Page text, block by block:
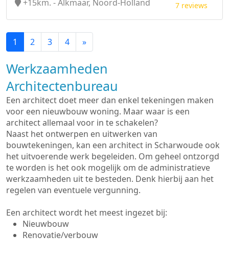
+15km. - Alkmaar, Noord-Holland
7 reviews
1 2 3 4 »
Werkzaamheden
Architectenbureau
Een architect doet meer dan enkel tekeningen maken
voor een nieuwbouw woning. Maar waar is een
architect allemaal voor in te schakelen?
Naast het ontwerpen en uitwerken van
bouwtekeningen, kan een architect in Scharwoude ook
het uitvoerende werk begeleiden. Om geheel ontzorgd
te worden is het ook mogelijk om de administratieve
werkzaamheden uit te besteden. Denk hierbij aan het
regelen van eventuele vergunning.
Een architect wordt het meest ingezet bij:
Nieuwbouw
Renovatie/verbouw